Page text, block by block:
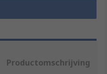
Productomschrijving